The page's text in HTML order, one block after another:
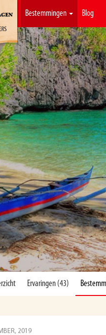
Bestemmingen Blog
Ervaringen (43)
2019